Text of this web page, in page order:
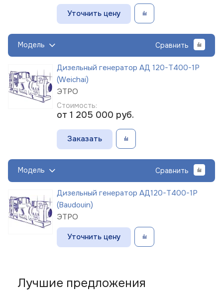
Уточнить цену
Модель Сравнить
Дизельный генератор АД 120-Т400-1Р
(Weichai)
ЭТРО
Стоимость:
от 1 205 000 руб.
Заказать
Модель Сравнить
Дизельный генератор АД120-Т400-1Р
(Baudouin)
ЭТРО
Уточнить цену
Лучшие предложения